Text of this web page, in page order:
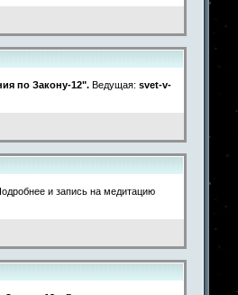
по Закону-12". Ведущая: svet-v-
и запись на медитацию